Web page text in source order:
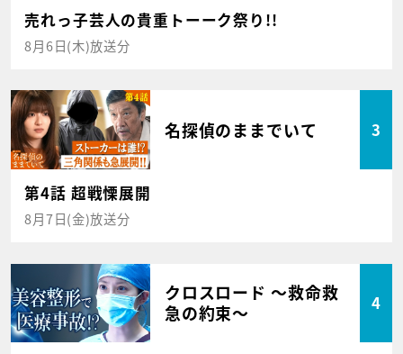
売れっ子芸人の貴重トーーク祭り!!
8月6日(木)放送分
名探偵のままでいて 3
第4話 超戦慄展開
8月7日(金)放送分
クロスロード ～救命救
急の約束～
4